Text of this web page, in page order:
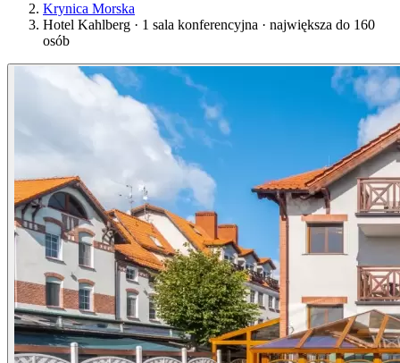
Krynica Morska
Hotel Kahlberg · 1 sala konferencyjna · największa do 160
osób